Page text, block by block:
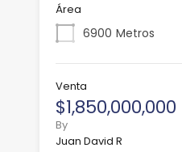
Área
6900 Metros
Venta
$1,850,000,000
By
Juan David R